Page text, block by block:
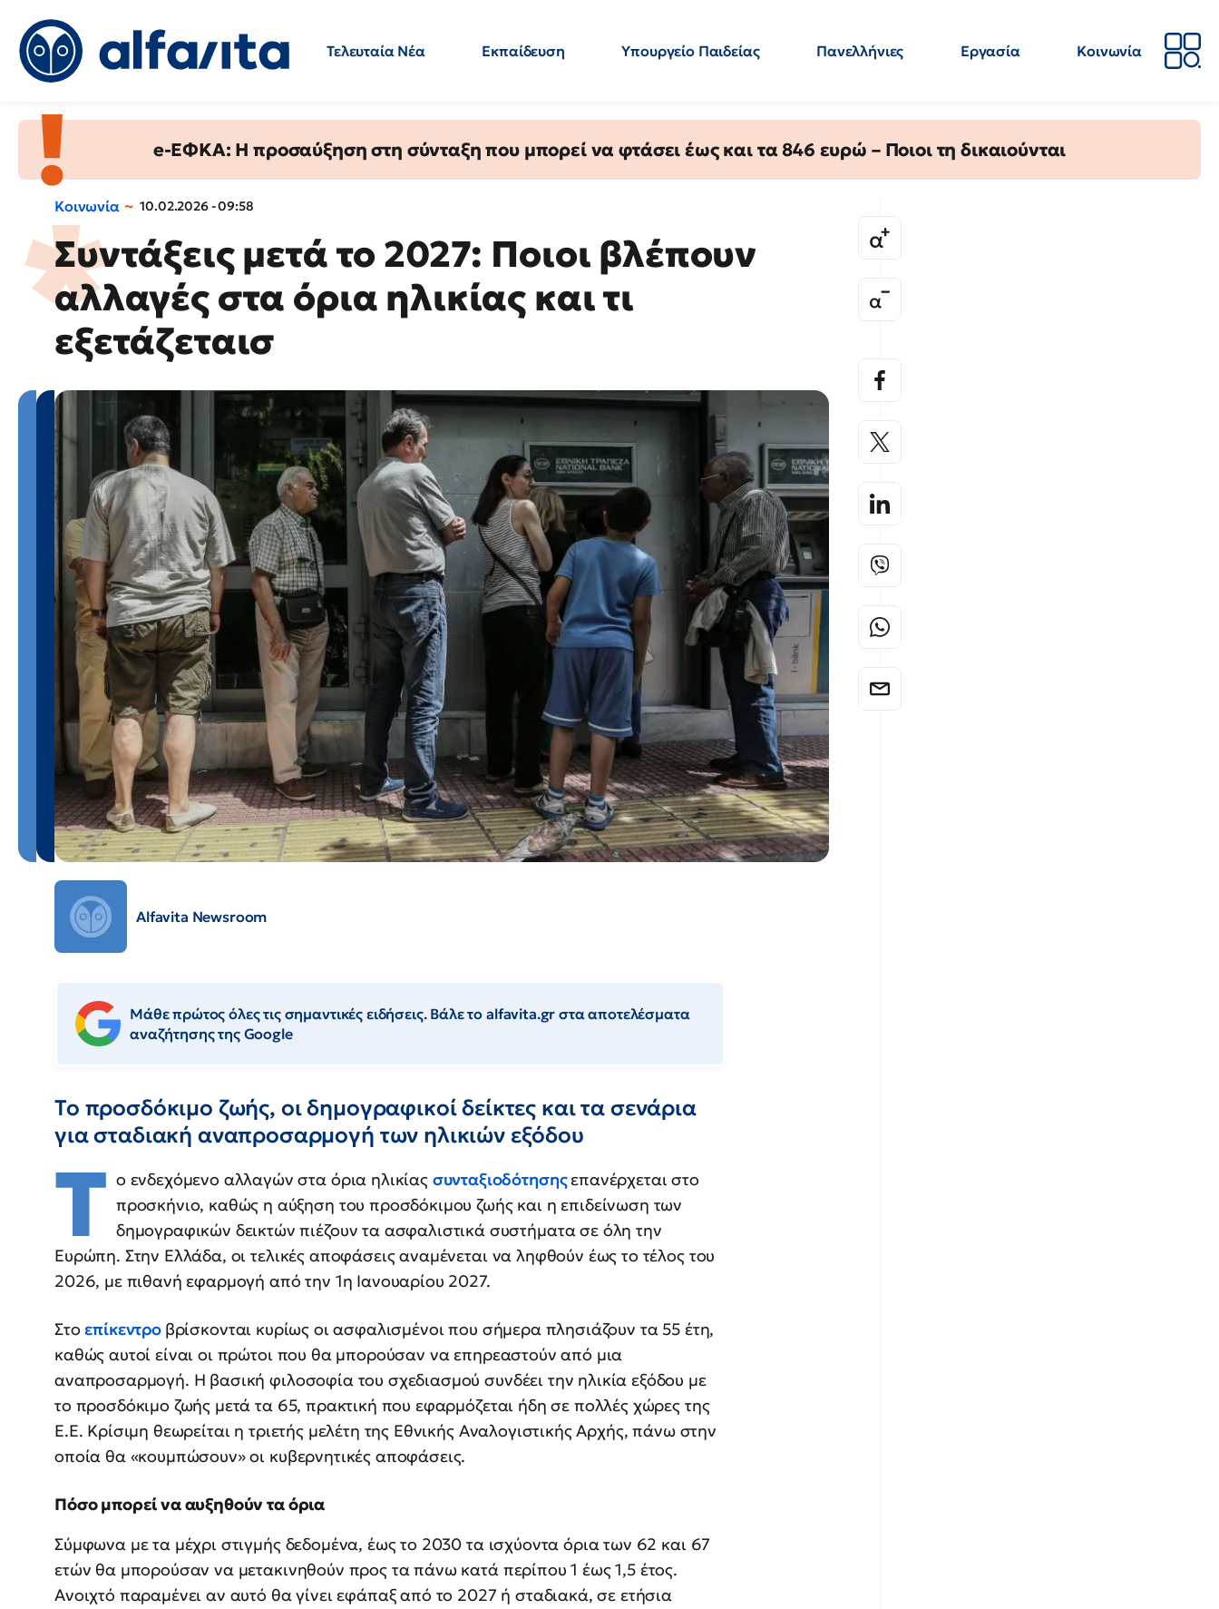
Τελευταία Νέα Εκπαίδευση Υπουργείο Παιδείας Πανελλήνιες Εργασία
Κοινωνία
e-ΕΦΚΑ: Η προσαύξηση στη σύνταξη που μπορεί να φτάσει έως και τα 846 ευρώ – Ποιοι τη δικαιούνται
Κοινωνία 10.02.2026 - 09:58
Συντάξεις μετά το 2027: Ποιοι βλέπουν
αλλαγές στα όρια ηλικίας και τι
εξετάζεταισ
Alfavita Newsroom
Μάθε πρώτος όλες τις σημαντικές ειδήσεις. Βάλε το alfavita.gr στα αποτελέσματα
αναζήτησης της Google
Το προσδόκιμο ζωής, οι δημογραφικοί δείκτες και τα σενάρια
για σταδιακή αναπροσαρμογή των ηλικιών εξόδου
Τ ο ενδεχόμενο αλλαγών στα όρια ηλικίας συνταξιοδότησηςεπανέρχεται στο
προσκήνιο, καθώς η αύξηση του προσδόκιμου ζωής και η επιδείνωση των
δημογραφικών δεικτών πιέζουν τα ασφαλιστικά συστήματα σε όλη την
Ευρώπη. Στην Ελλάδα, οι τελικές αποφάσεις αναμένεται να ληφθούν έως το τέλος του
2026, με πιθανή εφαρμογή από την 1η Ιανουαρίου 2027.
Στοεπίκεντρο βρίσκονται κυρίως οι ασφαλισμένοι που σήμερα πλησιάζουν τα 55 έτη,
καθώς αυτοί είναι οι πρώτοι που θα μπορούσαν να επηρεαστούν από μια
αναπροσαρμογή. Η βασική φιλοσοφία του σχεδιασμού συνδέει την ηλικία εξόδου με
το προσδόκιμο ζωής μετά τα 65, πρακτική που εφαρμόζεται ήδη σε πολλές χώρες της
Ε.Ε. Κρίσιμη θεωρείται η τριετής μελέτη της Εθνικής Αναλογιστικής Αρχής, πάνω στην
οποία θα «κουμπώσουν» οι κυβερνητικές αποφάσεις.
Πόσο μπορεί να αυξηθούν τα όρια
Σύμφωνα με τα μέχρι στιγμής δεδομένα, έως το 2030 τα ισχύοντα όρια των 62 και 67
ετών θα μπορούσαν να μετακινηθούν προς τα πάνω κατά περίπου 1 έως 1,5 έτος.
Ανοιχτό παραμένει αν αυτό θα γίνει εφάπαξ από το 2027 ή σταδιακά, σε ετήσια